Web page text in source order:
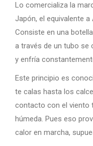
Lo comercializa la
Japón, el equivalente a
Consiste en una
a través de un tubo se
y enfría
Este principio es
te calas hasta los
contacto con el viento
húmeda. Pues eso
calor en marcha,